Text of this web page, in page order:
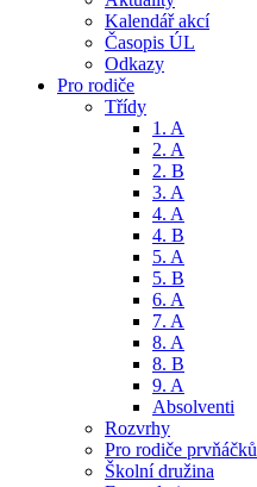
Kalendář akcí
Časopis ÚL
Odkazy
Pro rodiče
Třídy
1. A
2. A
2. B
3. A
4. A
4. B
5. A
5. B
6. A
7. A
8. A
8. B
9. A
Absolventi
Rozvrhy
Pro rodiče prvňáčků
Školní družina